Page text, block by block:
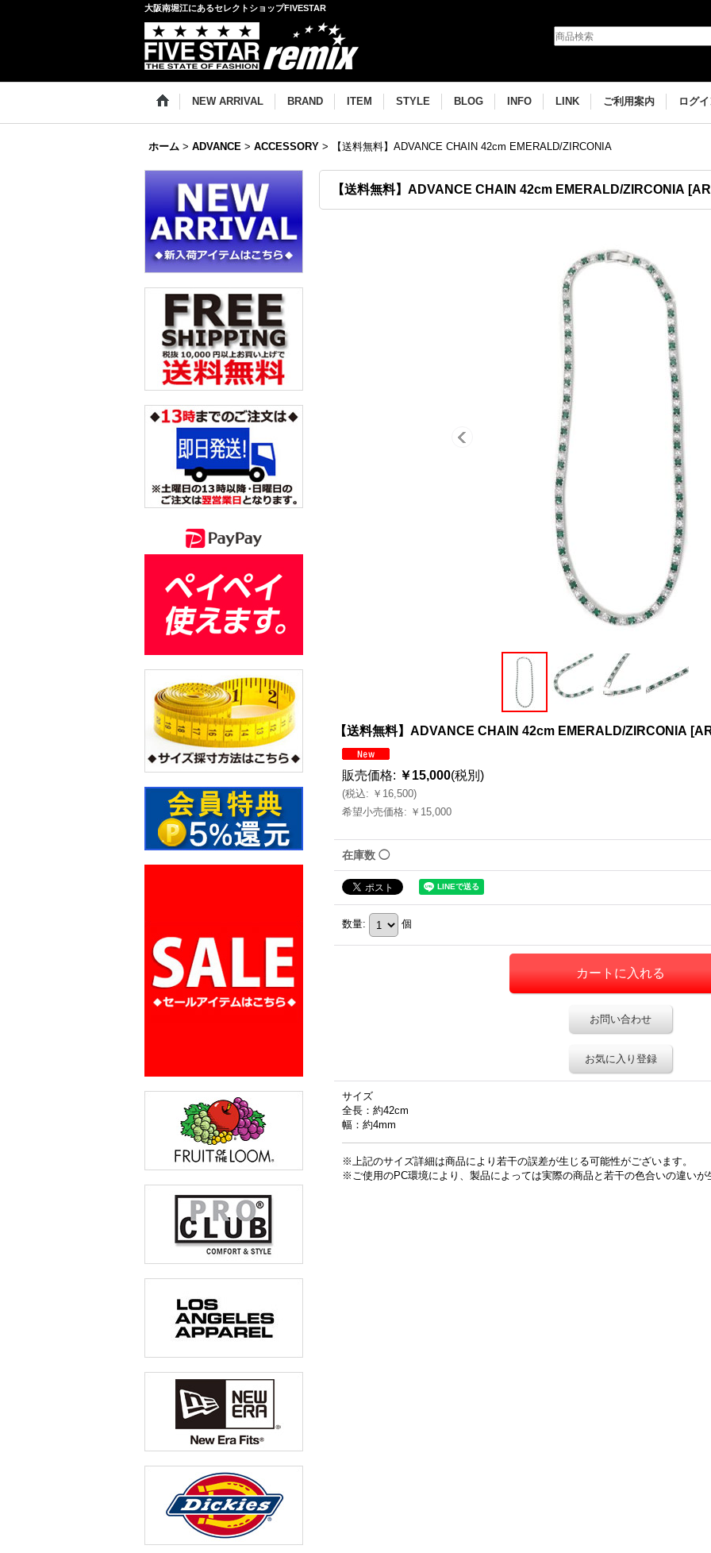
大阪南堀江にあるセレクトショップFIVESTAR
NEW ARRIVAL BRAND ITEM STYLE BLOG INFO LINK ご利用案内 ログ
ホーム > ADVANCE > ACCESSORY > 【送料無料】ADVANCE CHAIN 42cm EMERALD/ZIRCONIA
【送料無料】ADVANCE CHAIN 42cm EMERALD/ZIRCONIA [
【送料無料】ADVANCE CHAIN 42cm EMERALD/ZIRCONIA [
販売価格: ￥15,000(税別)
(税込: ￥16,500)
希望小売価格: ￥15,000
在庫数 ◯
数量: 個
お問い合わせ
お気に入り登録
サイズ
全長：約42cm
幅：約4mm
※上記のサイズ詳細は商品により若干の誤差が生じる可能性がございます。
※ご使用のPC環境により、製品によっては実際の商品と若干の色合いの違いが